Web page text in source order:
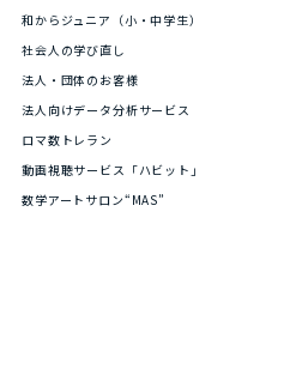
和からジュニア（小・中学生）
社会人の学び直し
法人・団体のお客様
法人向けデータ分析サービス
ロマ数トレラン
動画視聴サービス「ハビット」
数学アートサロン“MAS”